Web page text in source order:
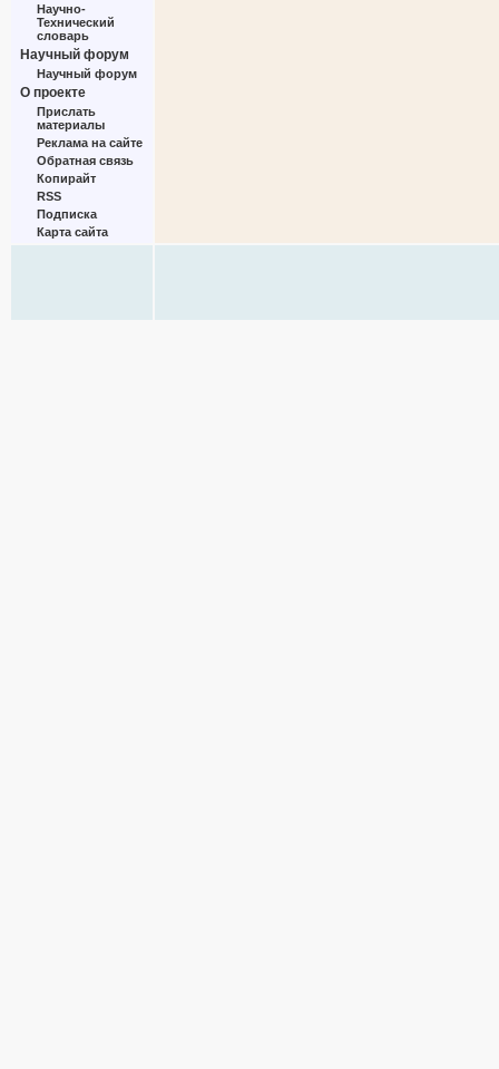
Научно-
Технический
словарь
Научный форум
Научный форум
О проекте
Прислать
материалы
Реклама на сайте
Обратная связь
Копирайт
RSS
Подписка
Карта сайта